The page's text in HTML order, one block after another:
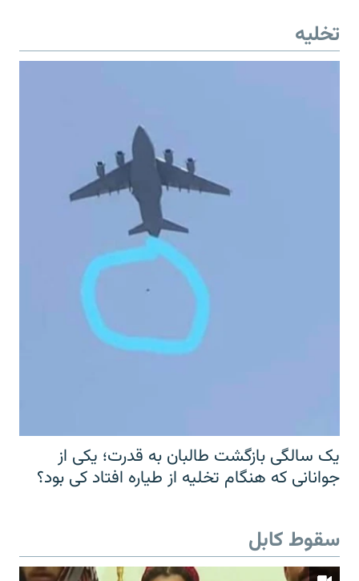
تخلیه
یک سالگی بازگشت طالبان به قدرت؛ یکی از
جوانانی که هنگام تخلیه از طیاره افتاد کی بود؟
سقوط کابل